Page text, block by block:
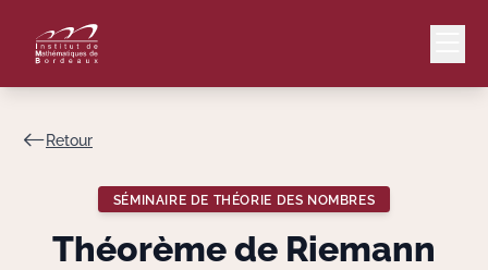
Lang
Retour
SÉMINAIRE DE THÉORIE DES NOMBRES
Théorème de Riemann